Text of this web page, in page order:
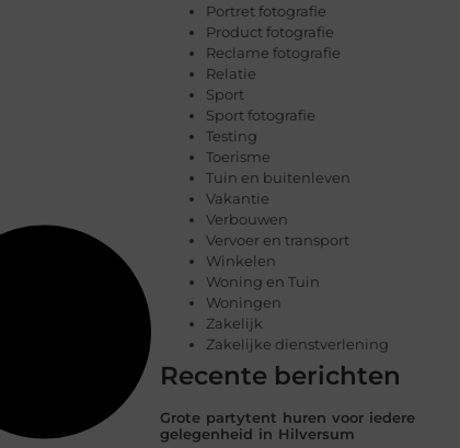
Portret fotografie
Product fotografie
Reclame fotografie
Relatie
Sport
Sport fotografie
Testing
Toerisme
Tuin en buitenleven
Vakantie
Verbouwen
Vervoer en transport
Winkelen
Woning en Tuin
Woningen
Zakelijk
Zakelijke dienstverlening
Recente berichten
Grote partytent huren voor iedere
gelegenheid in Hilversum